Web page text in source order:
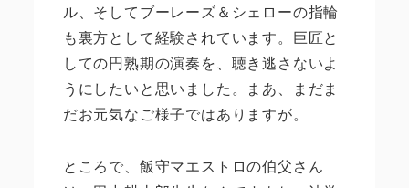
ル、そしてブーレーズ＆シェローの指輪
も裏方として経験されています。巨匠と
しての円熟期の演奏を、聴き逃さないよ
うにしたいと思いました。まあ、まだま
だお元気なご様子ではありますが。
ところで、飯守マエストロの伯父さん